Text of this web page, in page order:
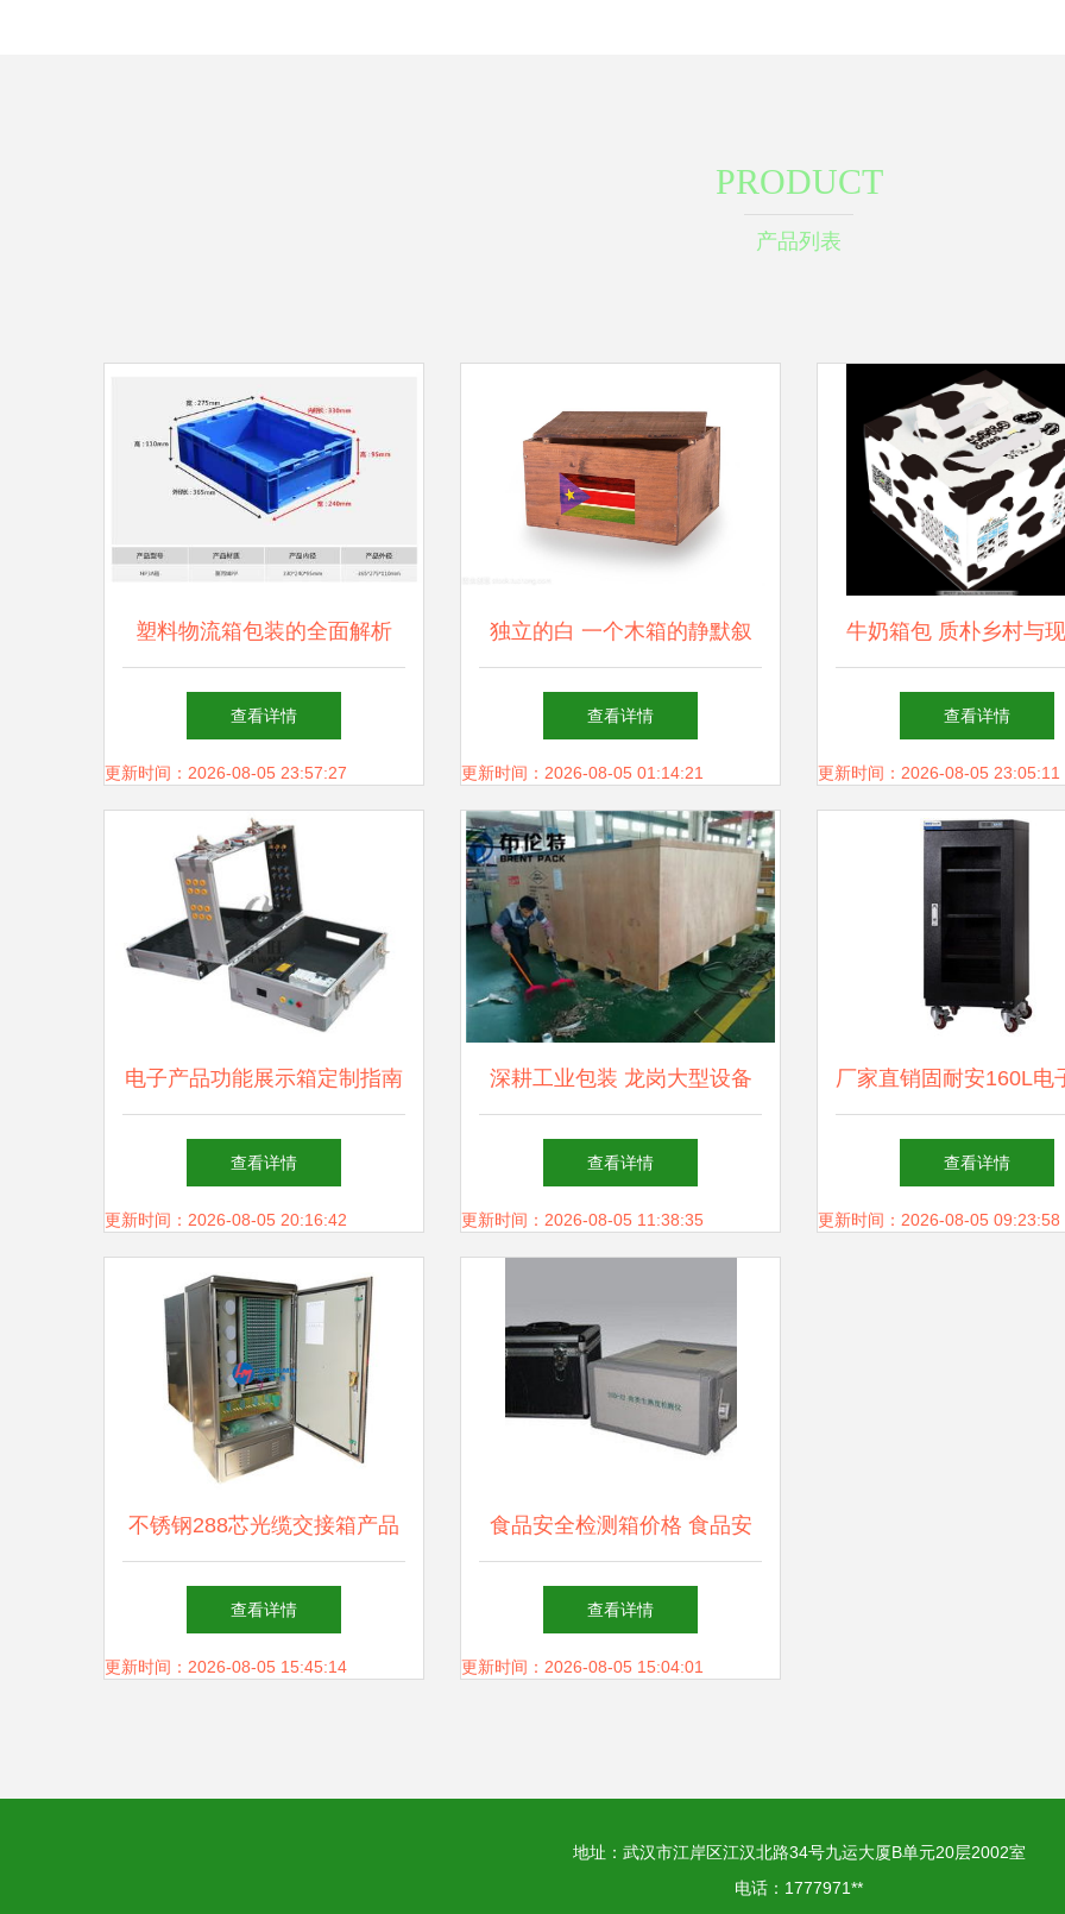
PRODUCT
产品列表
塑料物流箱包装的全面解析
查看详情
更新时间：2026-08-05 23:57:27
独立的白 一个木箱的静默叙
事
查看详情
更新时间：2026-08-05 01:14:21
牛奶箱包 质朴乡村与
意的奇妙邂逅
查看详情
更新时间：2026-08-05 23:05:11
电子产品功能展示箱定制指南
如何找到靠谱的包工包料厂家
查看详情
更新时间：2026-08-05 20:16:42
深耕工业包装 龙岗大型设备
木箱打包工厂助力深圳制造崛
起
查看详情
更新时间：2026-08-05 11:38:35
厂家直销固耐安160L电
箱 打造高安全性存储
查看详情
更新时间：2026-08-05 09:23:58
不锈钢288芯光缆交接箱产品
接口全面介绍
查看详情
更新时间：2026-08-05 15:45:14
食品安全检测箱价格 食品安
全检测箱批发 食品安全检测
箱厂家
查看详情
更新时间：2026-08-05 15:04:01
地址：武汉市江岸区江汉北路34号九运大厦B单元20层2002室
电话：1777971**